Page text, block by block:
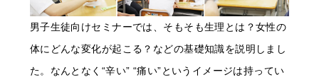
男子生徒向けセミナーでは、そもそも生理とは？女性の
体にどんな変化が起こる？などの基礎知識を説明しまし
た。なんとなく“辛い” “痛い”というイメージは持ってい